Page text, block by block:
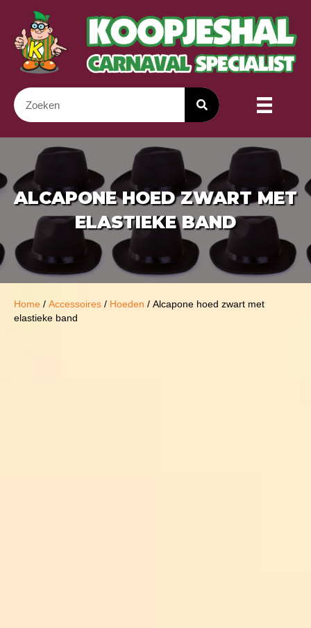
ALCAPONE HOED ZWART MET
ELASTIEKE BAND
Home / Accessoires / Hoeden / Alcapone hoed zwart met
elastieke band